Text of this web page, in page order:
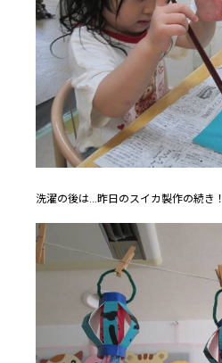
洗濯の後は...昨日のスイカ製作の続き！